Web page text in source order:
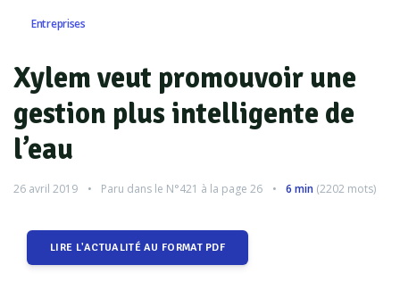
Entreprises
Xylem veut promouvoir une
gestion plus intelligente de
l’eau
26 avril 2019 Paru dans le N°421 à la page 26 6 min (2202 mots)
LIRE L'ACTUALITÉ AU FORMAT PDF